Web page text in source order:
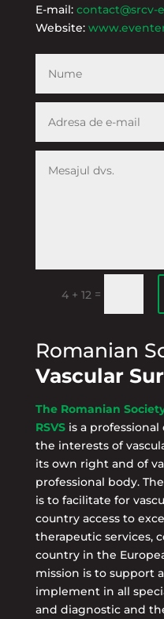
E-mail: contact@srcv-
Website:
4 + 12 =
Romanian
Vascular
The Romanian
RSVS is a
the interests of
its own right and of
professional body.
is to facilitate for
country access to
therapeutic services,
country in the
mission is to support
implement in all
and diagnostic and